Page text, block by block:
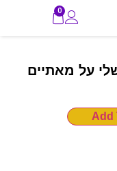
0
על מאתיים
Add